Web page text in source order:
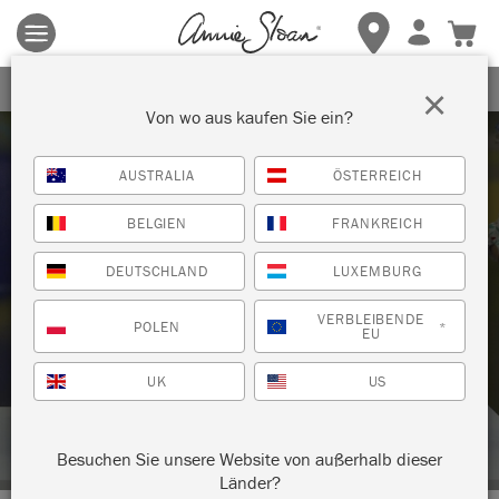
Es gelten die allgemeinen Geschäftsbedingungen.
hierfür weitere Informationen.
Technik
SO TRAGEN SIE CHALK PAINT™
LACQUER MIT EINER SPRÜHPISTOLE
Von wo aus kaufen Sie ein?
AUSTRALIA ÖSTERREICH
BELGIEN FRANKREICH
DEUTSCHLAND LUXEMBURG
POLEN VERBLEIBENDE
EU *
UK US
Besuchen Sie unsere Website von außerhalb dieser
Länder?
×